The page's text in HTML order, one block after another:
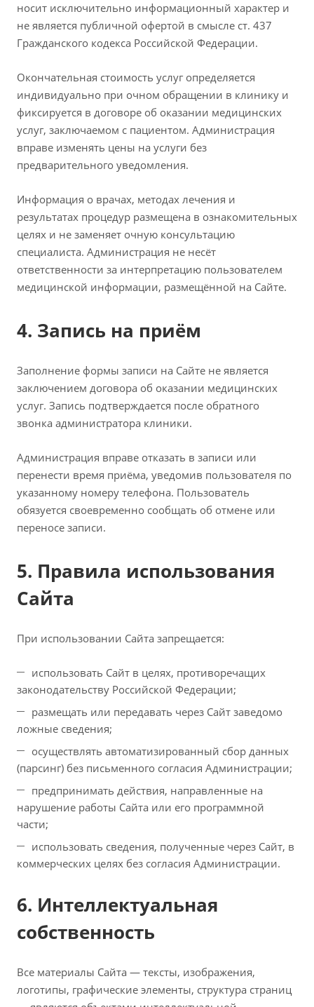
носит исключительно информационный характер и
не является публичной офертой в смысле ст. 437
Гражданского кодекса Российской Федерации.
Окончательная стоимость услуг определяется
индивидуально при очном обращении в клинику и
фиксируется в договоре об оказании медицинских
услуг, заключаемом с пациентом. Администрация
вправе изменять цены на услуги без
предварительного уведомления.
Информация о врачах, методах лечения и
результатах процедур размещена в ознакомительных
целях и не заменяет очную консультацию
специалиста. Администрация не несёт
ответственности за интерпретацию пользователем
медицинской информации, размещённой на Сайте.
4. Запись на приём
Заполнение формы записи на Сайте не является
заключением договора об оказании медицинских
услуг. Запись подтверждается после обратного
звонка администратора клиники.
Администрация вправе отказать в записи или
перенести время приёма, уведомив пользователя по
указанному номеру телефона. Пользователь
обязуется своевременно сообщать об отмене или
переносе записи.
5. Правила использования
Сайта
При использовании Сайта запрещается:
использовать Сайт в целях, противоречащих
законодательству Российской Федерации;
размещать или передавать через Сайт заведомо
ложные сведения;
осуществлять автоматизированный сбор данных
(парсинг) без письменного согласия Администрации;
предпринимать действия, направленные на
нарушение работы Сайта или его программной
части;
использовать сведения, полученные через Сайт, в
коммерческих целях без согласия Администрации.
6. Интеллектуальная
собственность
Все материалы Сайта — тексты, изображения,
логотипы, графические элементы, структура страниц